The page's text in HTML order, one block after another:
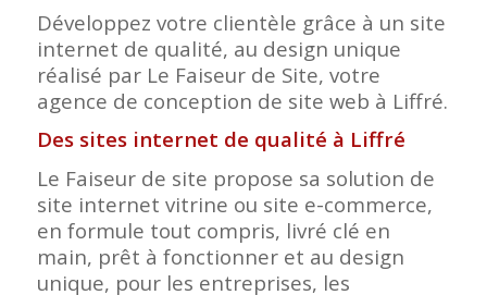
Développez votre clientèle grâce à un site
internet de qualité, au design unique
réalisé par Le Faiseur de Site, votre
agence de conception de site web à Liffré.
Des sites internet de qualité à Liffré
Le Faiseur de site propose sa solution de
site internet vitrine ou site e-commerce,
en formule tout compris, livré clé en
main, prêt à fonctionner et au design
unique, pour les entreprises, les